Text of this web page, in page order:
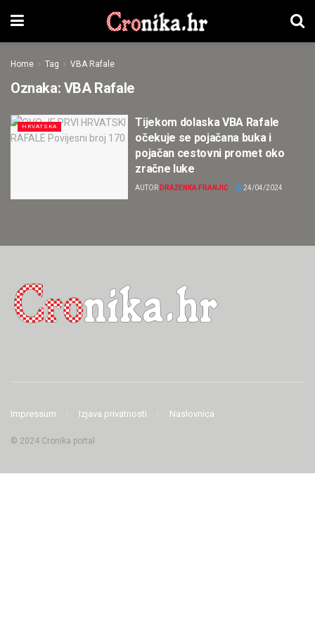
Home Tag VBA Rafale
Oznaka: VBA Rafale
HRVATSKA
Tijekom dolaska VBA Rafale
očekuje se pojačana buka i
pojačan cestovni promet oko
zračne luke
AUTOR DRAŽENKA FRANJIĆ 24/04/2024
Impressum Izjava privatnosti Naslovnica
© 2024 Cronika portal